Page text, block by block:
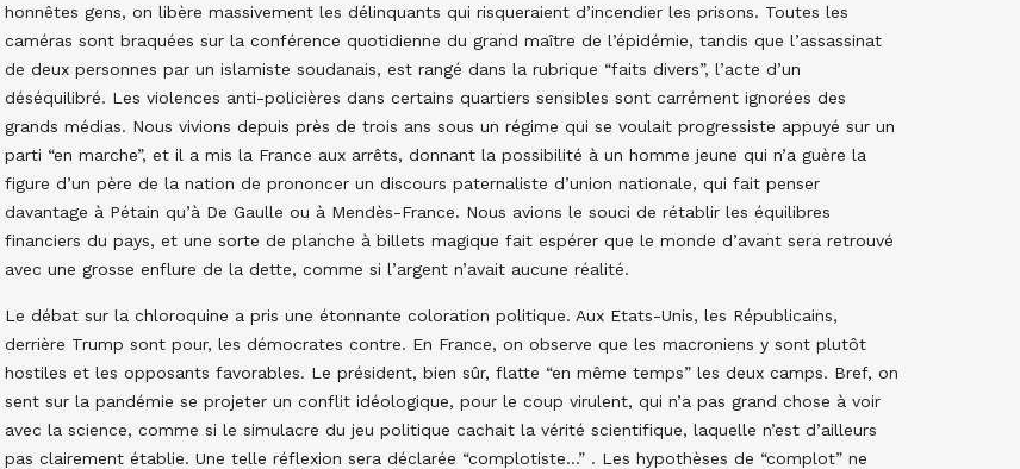
honnêtes gens, on libère massivement les délinquants qui risqueraient d’incendier les prisons. Toutes les
caméras sont braquées sur la conférence quotidienne du grand maître de l’épidémie, tandis que l’assassinat
de deux personnes par un islamiste soudanais, est rangé dans la rubrique “faits divers”, l’acte d’un
déséquilibré. Les violences anti-policières dans certains quartiers sensibles sont carrément ignorées des
grands médias. Nous vivions depuis près de trois ans sous un régime qui se voulait progressiste appuyé sur un
parti “en marche”, et il a mis la France aux arrêts, donnant la possibilité à un homme jeune qui n’a guère la
figure d’un père de la nation de prononcer un discours paternaliste d’union nationale, qui fait penser
davantage à Pétain qu’à De Gaulle ou à Mendès-France. Nous avions le souci de rétablir les équilibres
financiers du pays, et une sorte de planche à billets magique fait espérer que le monde d’avant sera retrouvé
avec une grosse enflure de la dette, comme si l’argent n’avait aucune réalité.
Le débat sur la chloroquine a pris une étonnante coloration politique. Aux Etats-Unis, les Républicains,
derrière Trump sont pour, les démocrates contre. En France, on observe que les macroniens y sont plutôt
hostiles et les opposants favorables. Le président, bien sûr, flatte “en même temps” les deux camps. Bref, on
sent sur la pandémie se projeter un conflit idéologique, pour le coup virulent, qui n’a pas grand chose à voir
avec la science, comme si le simulacre du jeu politique cachait la vérité scientifique, laquelle n’est d’ailleurs
pas clairement établie. Une telle réflexion sera déclarée “complotiste…” . Les hypothèses de “complot” ne